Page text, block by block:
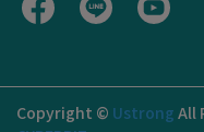
Copyright © Ustrong All